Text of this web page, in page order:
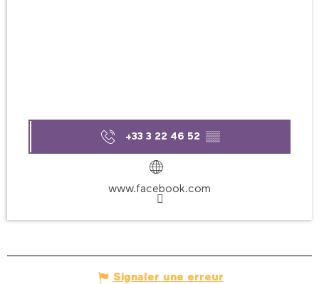
+33 3 22 46 52 ▒▒
www.facebook.com
Signaler une erreur